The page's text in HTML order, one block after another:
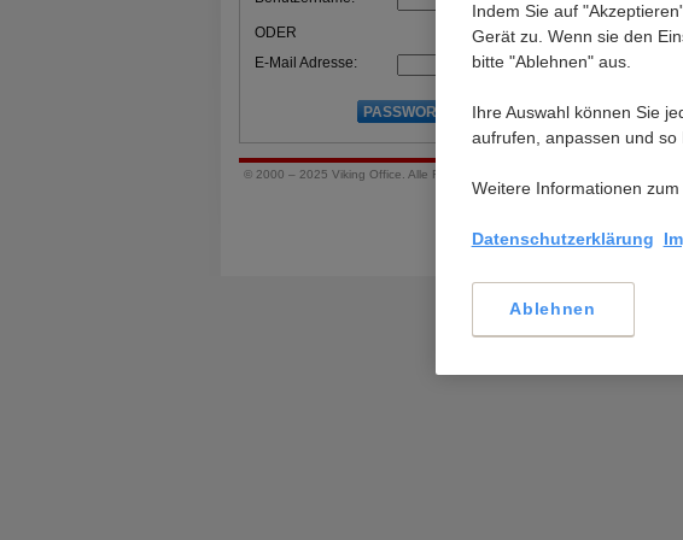
ODER
E-Mail Adresse:
© 2000 – 2025 Viking Office. Alle Rechte vorbehalten
Indem Sie auf
Gerät zu. Wenn sie den
bitte "Ablehnen" aus.
Ihre Auswahl können Sie
aufrufen, anpassen und
Weitere Informationen
Datenschutzerklärung
Ablehnen